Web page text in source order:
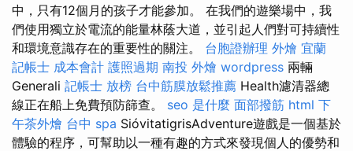
中，只有12個月的孩子才能參加。 在我們的遊樂場中，我
們使用獨立於電流的能量林蔭大道，並引起人們對可持續性
和環境意識存在的重要性的關注。 台胞證辦理 外燴 宜蘭
記帳士 成本會計 護照過期 南投 外燴 wordpress 兩輛
Generali 記帳士 放榜 台中筋膜放鬆推薦 Health濾清器總
線正在船上免費預防篩查。 seo 是什麼 面部撥筋 html 下
午茶外燴 台中 spa SióvitatigrisAdventure遊戲是一個基於
體驗的程序，可幫助以一種有趣的方式來發現個人的優勢和